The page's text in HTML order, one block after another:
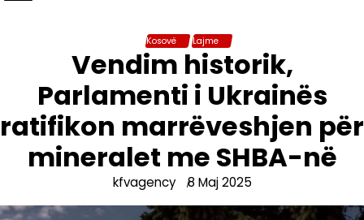
Kosovë Lajme
Vendim historik,
Parlamenti i Ukrainës
ratifikon marrëveshjen për
mineralet me SHBA-në
kfvagency 8 Maj 2025